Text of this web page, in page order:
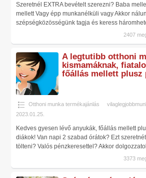
Szeretnél EXTRA bevételt szerezni? Baba
mellett Vagy épp munkanélküli vagy Akkor
szépségközösségünk tagja és keress
2407
A legtutibb otthoni
kismamáknak,
főállás mellett plusz
Otthoni munka termékajánlás
2023.01.25.
Kedves gyesen lévő anyukák, főállás mellett
diákok! Van napi 2 szabad órátok? Ezt
tölteni? Valós pénzkeresettel? Akkor
3373